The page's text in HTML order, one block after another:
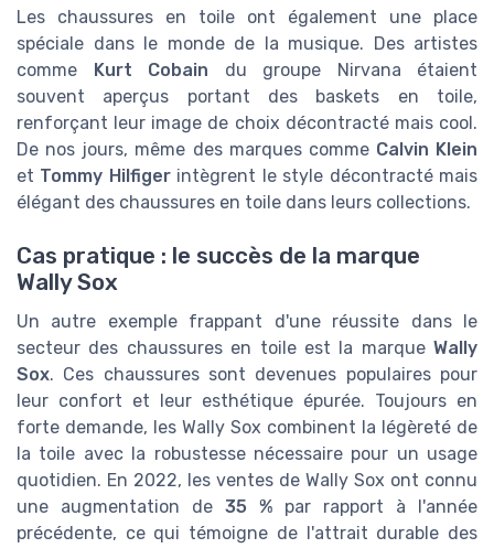
Les chaussures en toile ont également une place
spéciale dans le monde de la musique. Des artistes
comme Kurt Cobain du groupe Nirvana étaient
souvent aperçus portant des baskets en toile,
renforçant leur image de choix décontracté mais cool.
De nos jours, même des marques comme Calvin Klein
et Tommy Hilfigerintègrent le style décontracté mais
élégant des chaussures en toile dans leurs collections.
Cas pratique : le succès de la marque
Wally Sox
Un autre exemple frappant d'une réussite dans le
secteur des chaussures en toile est la marque Wally
Sox. Ces chaussures sont devenues populaires pour
leur confort et leur esthétique épurée. Toujours en
forte demande, les Wally Sox combinent la légèreté de
la toile avec la robustesse nécessaire pour un usage
quotidien. En 2022, les ventes de Wally Sox ont connu
une augmentation de 35 % par rapport à l'année
précédente, ce qui témoigne de l'attrait durable des